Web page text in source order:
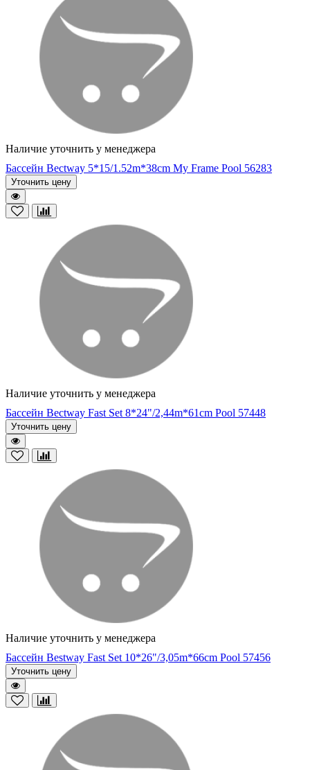
Наличие уточнить у менеджера
Бассейн Bectway 5*15/1.52m*38cm My Frame Pool 56283
Уточнить цену
Наличие уточнить у менеджера
Бассейн Bectway Fast Set 8*24"/2,44m*61cm Pool 57448
Уточнить цену
Наличие уточнить у менеджера
Бассейн Bestway Fast Set 10*26"/3,05m*66cm Pool 57456
Уточнить цену